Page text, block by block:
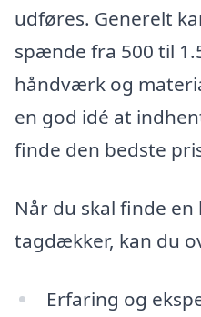
udføres. Generelt
spænde fra 500 til
håndværk og
en god idé at
finde den bedste
Når du skal finde
tagdækker, kan du
Erfaring og